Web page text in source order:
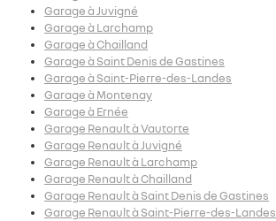
Garage à Juvigné
Garage à Larchamp
Garage à Chailland
Garage à Saint Denis de Gastines
Garage à Saint-Pierre-des-Landes
Garage à Montenay
Garage à Ernée
Garage Renault à Vautorte
Garage Renault à Juvigné
Garage Renault à Larchamp
Garage Renault à Chailland
Garage Renault à Saint Denis de Gastines
Garage Renault à Saint-Pierre-des-Landes